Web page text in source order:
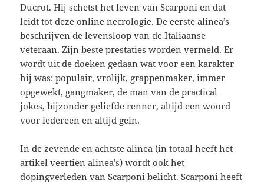
Ducrot. Hij schetst het leven van Scarponi en dat
leidt tot deze online necrologie. De eerste alinea’s
beschrijven de levensloop van de Italiaanse
veteraan. Zijn beste prestaties worden vermeld. Er
wordt uit de doeken gedaan wat voor een karakter
hij was: populair, vrolijk, grappenmaker, immer
opgewekt, gangmaker, de man van de practical
jokes, bijzonder geliefde renner, altijd een woord
voor iedereen en altijd gein.
In de zevende en achtste alinea (in totaal heeft het
artikel veertien alinea’s) wordt ook het
dopingverleden van Scarponi belicht. Scarponi heeft